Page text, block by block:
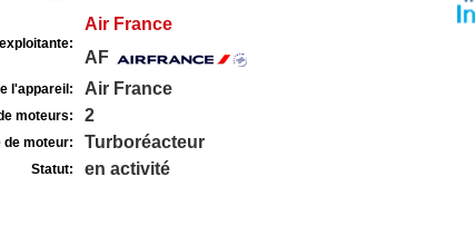
Air France
AF
l'appareil: Air France
moteurs: 2
de moteur: Turboréacteur
Statut: en activité